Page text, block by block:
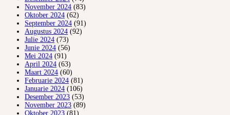
November 2024 (83)
Oktober 2024 (62)
September 2024 (91)
Augustus 2024 (92)
Julie 2024 (73)
Junie 2024 (56)
Mei 2024 (91)
April 2024 (63)
Maart 2024 (60)
Februarie 2024 (81)
Januarie 2024 (106)
Desember 2023 (53)
November 2023 (89)
Oktober 2023 (81)